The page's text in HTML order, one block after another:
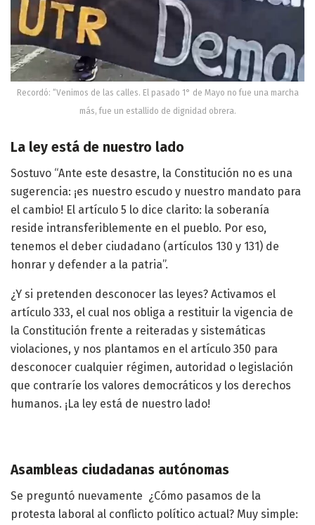
Recordó: “Venimos de las calles. El pasado 1° de Mayo no fue una marcha
más, fue un estallido de dignidad obrera.
La ley está de nuestro lado
Sostuvo “Ante este desastre, la Constitución no es una
sugerencia: ¡es nuestro escudo y nuestro mandato para
el cambio! El artículo 5 lo dice clarito: la soberanía
reside intransferiblemente en el pueblo. Por eso,
tenemos el deber ciudadano (artículos 130 y 131) de
honrar y defender a la patria”.
¿Y si pretenden desconocer las leyes? Activamos el
artículo 333, el cual nos obliga a restituir la vigencia de
la Constitución frente a reiteradas y sistemáticas
violaciones, y nos plantamos en el artículo 350 para
desconocer cualquier régimen, autoridad o legislación
que contraríe los valores democráticos y los derechos
humanos. ¡La ley está de nuestro lado!
Asambleas ciudadanas autónomas
Se preguntó nuevamente ¿Cómo pasamos de la
protesta laboral al conflicto político actual? Muy simple: